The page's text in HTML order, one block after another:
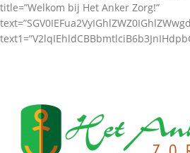
title=”Welkom bij Het Anker Zorg!”